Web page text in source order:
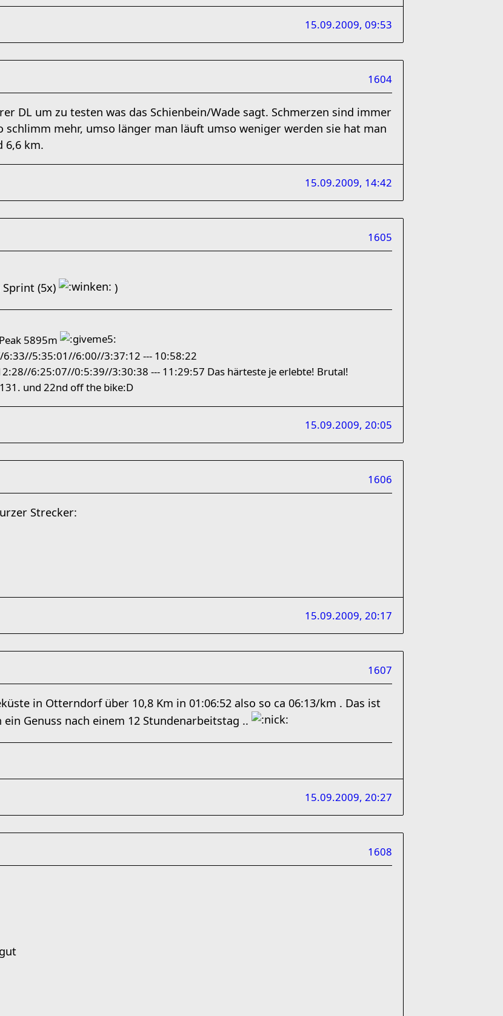
15.09.2009, 09:53
1604
DL um zu testen was das Schienbein/Wade sagt. Schmerzen sind immer
schlimm mehr, umso länger man läuft umso weniger werden sie hat man
6,6 km.
15.09.2009, 14:42
1605
(5x)
)
5895m
6:33//5:35:01//6:00//3:37:12 --- 10:58:22
6:25:07//0:5:39//3:30:38 --- 11:29:57 Das härteste je erlebte! Brutal!
und 22nd off the bike:D
15.09.2009, 20:05
1606
Strecker:
15.09.2009, 20:17
1607
in Otterndorf über 10,8 Km in 01:06:52 also so ca 06:13/km . Das ist
Genuss nach einem 12 Stundenarbeitstag ..
15.09.2009, 20:27
1608